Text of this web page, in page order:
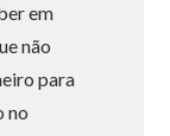
em
não
para
no